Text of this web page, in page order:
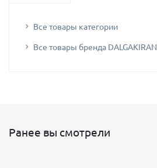
Все товары категории
Все товары бренда DALGAKIRAN
Ранее вы смотрели